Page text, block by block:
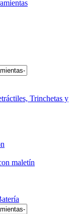
Trinchetas y
maletín